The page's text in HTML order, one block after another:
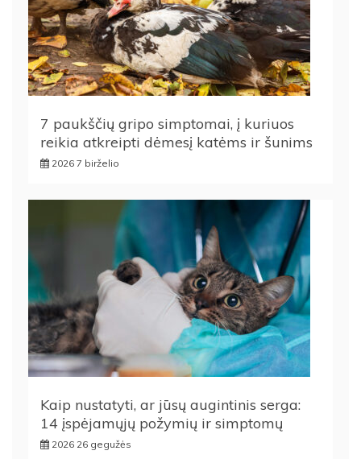
7 paukščių gripo simptomai, į kuriuos
reikia atkreipti dėmesį katėms ir šunims
2026 7 birželio
Kaip nustatyti, ar jūsų augintinis serga:
14 įspėjamųjų požymių ir simptomų
2026 26 gegužės